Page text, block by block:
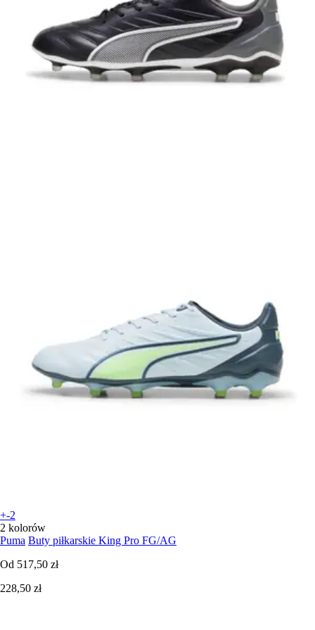
+-2
2 kolorów
Puma Buty piłkarskie King Pro FG/AG
Od 517,50 zł
228,50 zł